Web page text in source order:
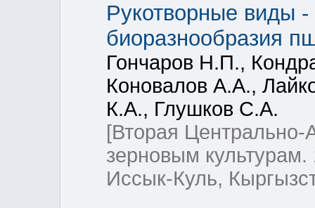
Рукотворные виды
биоразнообразия
Гончаров Н.П.,
Коновалов А.А.,
К.А., Глушков С.А.
[Вторая Центрально-
зерновым
Иссык-Куль,